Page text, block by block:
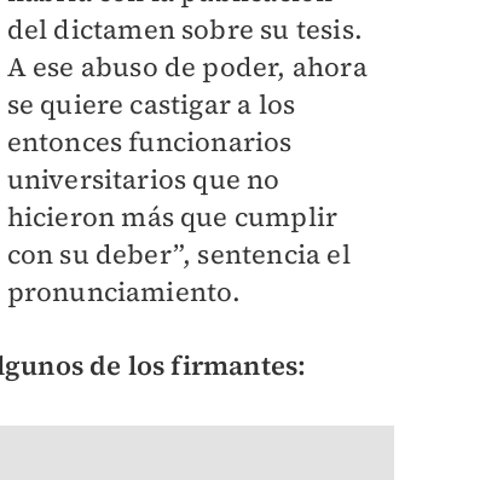
del dictamen sobre su tesis.
A ese abuso de poder, ahora
se quiere castigar a los
entonces funcionarios
universitarios que no
hicieron más que cumplir
con su deber”, sentencia el
pronunciamiento.
de los firmantes: